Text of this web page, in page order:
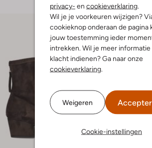
privacy- en cookieverklaring.
Wil je je voorkeuren wijzigen?
cookieknop onderaan de pagina
jouw toestemming ieder
intrekken. Wil je meer informatie
klacht indienen? Ga naar onze
cookieverklaring.
Weigeren
Cookie-instellingen